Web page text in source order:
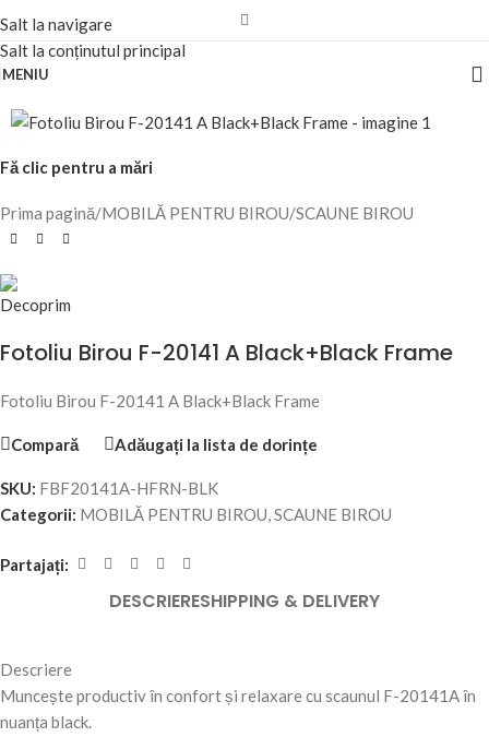
Salt la navigare
Salt la conținutul principal
MENIU
Fă clic pentru a mări
Prima pagină/MOBILĂ PENTRU BIROU/SCAUNE BIROU
Fotoliu Birou F-20141 A Black+Black Frame
Fotoliu Birou F-20141 A Black+Black Frame
Compară Adăugați la lista de dorințe
SKU: FBF20141A-HFRN-BLK
Categorii: MOBILĂ PENTRU BIROU,SCAUNE BIROU
Partajați:
DESCRIERESHIPPING & DELIVERY
Descriere
Muncește productiv în confort și relaxare cu scaunul F-20141A în
nuanța black.